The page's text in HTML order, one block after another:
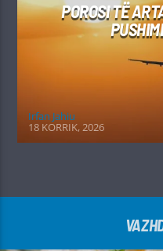
POROSI TË
Irfan Jahiu
18 KORRIK, 2026